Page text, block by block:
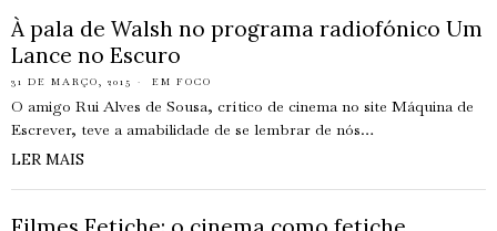
À pala de Walsh no programa radiofónico Um
Lance no Escuro
31 DE MARÇO, 2015 EM FOCO
O amigo Rui Alves de Sousa, crítico de cinema no site Máquina de
Escrever, teve a amabilidade de se lembrar de nós…
LER MAIS